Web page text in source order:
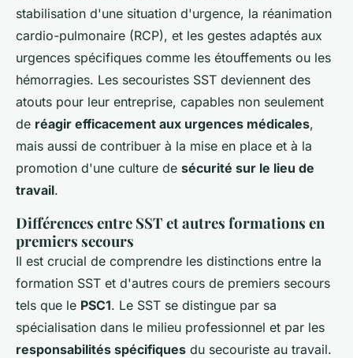
stabilisation d'une situation d'urgence, la réanimation
cardio-pulmonaire (RCP), et les gestes adaptés aux
urgences spécifiques comme les étouffements ou les
hémorragies. Les secouristes SST deviennent des
atouts pour leur entreprise, capables non seulement
de réagir efficacement aux urgences médicales,
mais aussi de contribuer à la mise en place et à la
promotion d'une culture de sécurité sur le lieu de
travail.
Différences entre SST et autres formations en
premiers secours
Il est crucial de comprendre les distinctions entre la
formation SST et d'autres cours de premiers secours
tels que le PSC1. Le SST se distingue par sa
spécialisation dans le milieu professionnel et par les
responsabilités spécifiques du secouriste au travail.